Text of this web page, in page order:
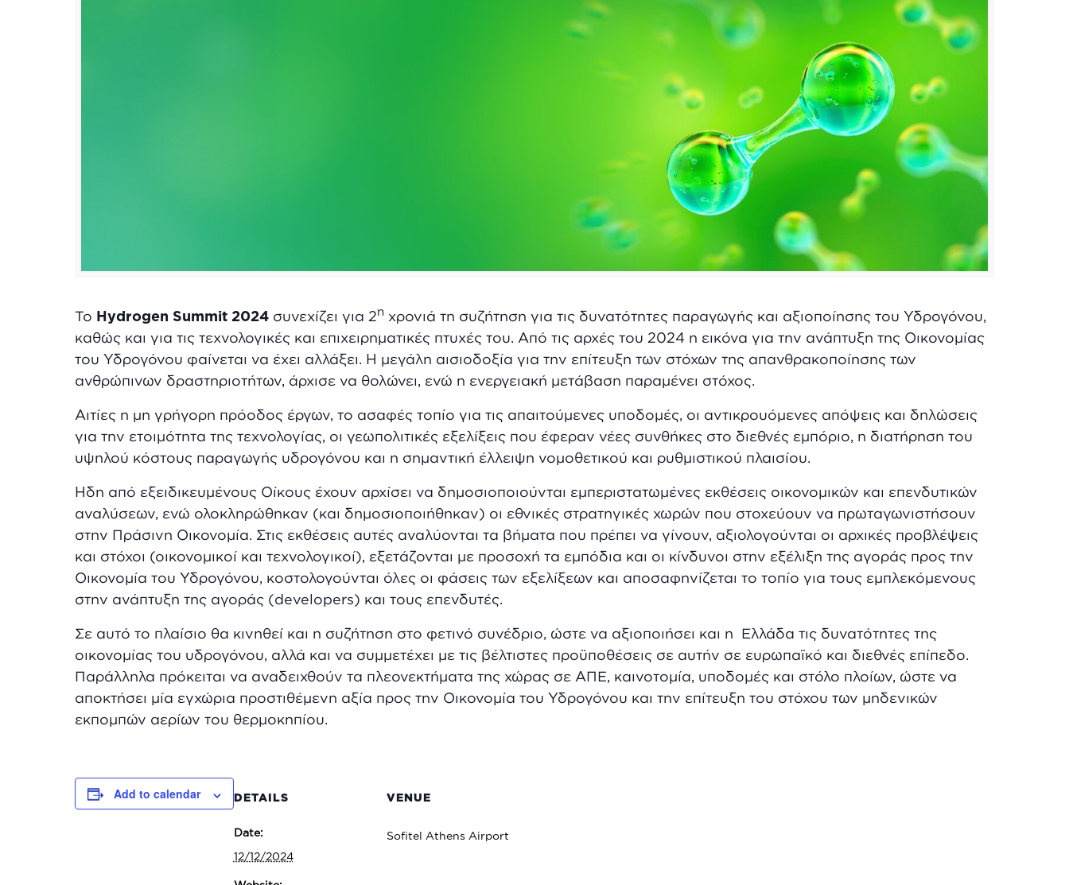
To Ηydrogen Summit2024συνεχίζει για 2η χρονιά τη συζήτηση για τις δυνατότητες παραγωγής και αξιοποίησης του Υδρογόνου,
καθώς και για τις τεχνολογικές και επιχειρηματικές πτυχές του. Από τις αρχές του 2024 η εικόνα για την ανάπτυξη της Οικονομίας
του Υδρογόνου φαίνεται να έχει αλλάξει. Η μεγάλη αισιοδοξία για την επίτευξη των στόχων της απανθρακοποίησης των
ανθρώπινων δραστηριοτήτων, άρχισε να θολώνει, ενώ η ενεργειακή μετάβαση παραμένει στόχος.
Αιτίες η μη γρήγορη πρόοδος έργων, το ασαφές τοπίο για τις απαιτούμενες υποδομές, οι αντικρουόμενες απόψεις και δηλώσεις
για την ετοιμότητα της τεχνολογίας, οι γεωπολιτικές εξελίξεις που έφεραν νέες συνθήκες στο διεθνές εμπόριο, η διατήρηση του
υψηλού κόστους παραγωγής υδρογόνου και η σημαντική έλλειψη νομοθετικού και ρυθμιστικού πλαισίου.
Ήδη από εξειδικευμένους Οίκους έχουν αρχίσει να δημοσιοποιούνται εμπεριστατωμένες εκθέσεις οικονομικών και επενδυτικών
αναλύσεων, ενώ ολοκληρώθηκαν (και δημοσιοποιήθηκαν) οι εθνικές στρατηγικές χωρών που στοχεύουν να πρωταγωνιστήσουν
στην Πράσινη Οικονομία. Στις εκθέσεις αυτές αναλύονται τα βήματα που πρέπει να γίνουν, αξιολογούνται οι αρχικές προβλέψεις
και στόχοι (οικονομικοί και τεχνολογικοί), εξετάζονται με προσοχή τα εμπόδια και οι κίνδυνοι στην εξέλιξη της αγοράς προς την
Οικονομία του Υδρογόνου, κοστολογούνται όλες οι φάσεις των εξελίξεων και αποσαφηνίζεται το τοπίο για τους εμπλεκόμενους
στην ανάπτυξη της αγοράς (developers) και τους επενδυτές.
Σε αυτό το πλαίσιο θα κινηθεί και η συζήτηση στο φετινό συνέδριο, ώστε να αξιοποιήσει και η Ελλάδα τις δυνατότητες της
οικονομίας του υδρογόνου, αλλά και να συμμετέχει με τις βέλτιστες προϋποθέσεις σε αυτήν σε ευρωπαϊκό και διεθνές επίπεδο.
Παράλληλα πρόκειται να αναδειχθούν τα πλεονεκτήματα της χώρας σε ΑΠΕ, καινοτομία, υποδομές και στόλο πλοίων, ώστε να
αποκτήσει μία εγχώρια προστιθέμενη αξία προς την Οικονομία του Υδρογόνου και την επίτευξη του στόχου των μηδενικών
εκπομπών αερίων του θερμοκηπίου.
Add to calendar DETAILS
Date:
12/12/2024
VENUE
Sofitel Athens Airport